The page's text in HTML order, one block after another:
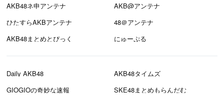
AKB48ネ申アンテナ
AKB@アンテナ
ひたすらAKBアンテナ
48＠アンテナ
AKB48まとめとぴっく
にゅーぷる
Daily AKB48
AKB48タイムズ
GIOGIOの奇妙な速報
SKE48まとめもらんだむ